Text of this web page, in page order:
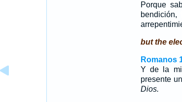
Porque
but the
Romanos
Y de la
presente
Dios.